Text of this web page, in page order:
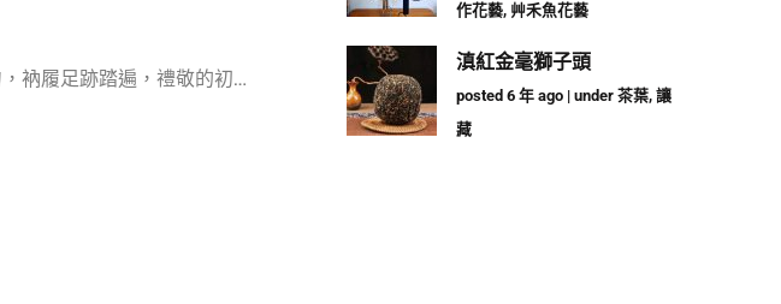
衲履足跡踏遍，禮敬的初…
作花藝, 艸禾魚花藝
滇紅金毫獅子頭
posted 6 年 ago |under茶葉,讓
藏